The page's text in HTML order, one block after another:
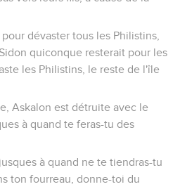
dévaster tous les Philistins,
quiconque resterait pour les
les Philistins, le reste de l'île
Askalon est détruite avec le
à quand te feras-tu des
à quand ne te tiendras-tu
ton fourreau, donne-toi du